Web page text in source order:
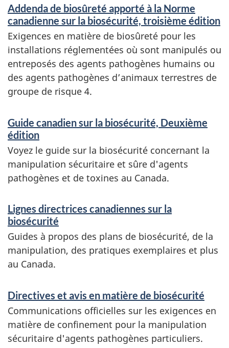
e
s
a
n
d
i
n
f
o
r
a
t
i
o
Addenda de biosûreté apporté à la Norme
canadienne sur la biosécurité, troisième édition
Exigences en matière de biosûreté pour les
installations réglementées où sont manipulés ou
entreposés des agents pathogènes humains ou
des agents pathogènes d’animaux terrestres de
groupe de risque 4.
Guide canadien sur la biosécurité, Deuxième
édition
Voyez le guide sur la biosécurité concernant la
manipulation sécuritaire et sûre d'agents
pathogènes et de toxines au Canada.
Lignes directrices canadiennes sur la
biosécurité
Guides à propos des plans de biosécurité, de la
manipulation, des pratiques exemplaires et plus
au Canada.
Directives et avis en matière de biosécurité
Communications officielles sur les exigences en
matière de confinement pour la manipulation
sécuritaire d'agents pathogènes particuliers.